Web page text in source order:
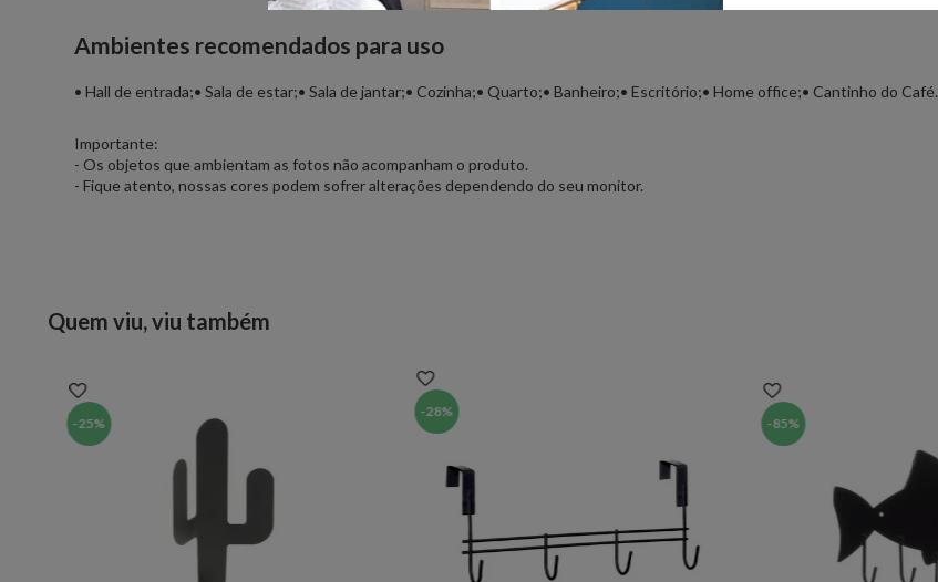
Ambientes recomendados para uso
• Hall de entrada;• Sala de estar;• Sala de jantar;• Cozinha;• Quarto;• Banheiro;• Escritório;• Home office;• Cantinho do Café.
Importante:
- Os objetos que ambientam as fotos não acompanham o produto.
- Fique atento, nossas cores podem sofrer alterações dependendo do seu monitor.
Quem viu, viu também
-25%
-28%
-85%